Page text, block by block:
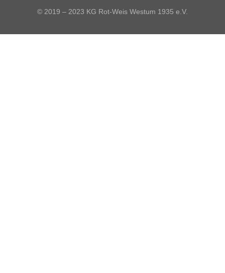
© 2019 – 2023 KG Rot-Weis Westum 1935 e.V.